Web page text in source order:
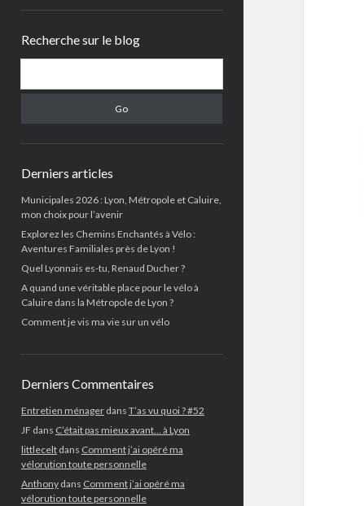
Recherche sur le blog
Derniers articles
Municipales 2026 : Lyon, Métropole et Caluire,
mon choix pour l’avenir
Explorez les Chemins Enchantés à Vélo :
Aventures Familiales près de Lyon !
Quel Lyonnais es-tu, Renaud Ducher ?
A quand une véritable place pour le vélo à
Caluire dans la Métropole de Lyon ?
Comment je vis ma vie sur un vélo
Derniers Commentaires
Entretien ménagerdans T’as vu quoi ? #52
JF dans C’était pas mieux avant… à Lyon
littleceltdans Comment j’ai opéré ma
vélorution toute personnelle
Anthonydans Comment j’ai opéré ma
vélorution toute personnelle